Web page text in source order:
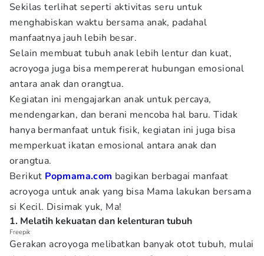
Sekilas terlihat seperti aktivitas seru untuk
menghabiskan waktu bersama anak, padahal
manfaatnya jauh lebih besar.
Selain membuat tubuh anak lebih lentur dan kuat,
acroyoga juga bisa mempererat hubungan emosional
antara anak dan orangtua.
Kegiatan ini mengajarkan anak untuk percaya,
mendengarkan, dan berani mencoba hal baru. Tidak
hanya bermanfaat untuk fisik, kegiatan ini juga bisa
memperkuat ikatan emosional antara anak dan
orangtua.
Berikut Popmama.com bagikan berbagai manfaat
acroyoga untuk anak yang bisa Mama lakukan bersama
si Kecil. Disimak yuk, Ma!
1. Melatih kekuatan dan kelenturan tubuh
Freepik
Gerakan acroyoga melibatkan banyak otot tubuh, mulai